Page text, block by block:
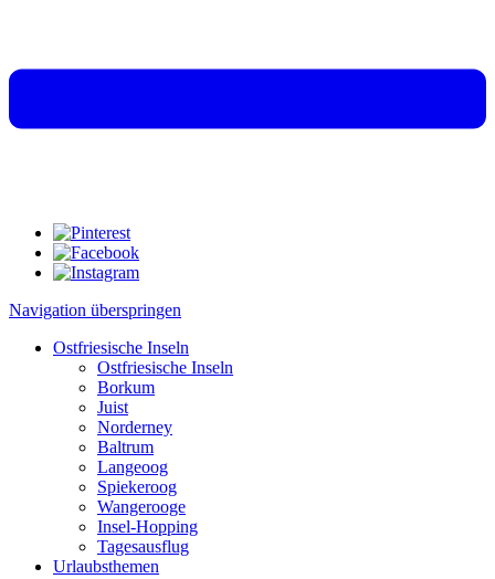
Navigation überspringen
Ostfriesische Inseln
Ostfriesische Inseln
Borkum
Juist
Norderney
Baltrum
Langeoog
Spiekeroog
Wangerooge
Insel-Hopping
Tagesausflug
Urlaubsthemen